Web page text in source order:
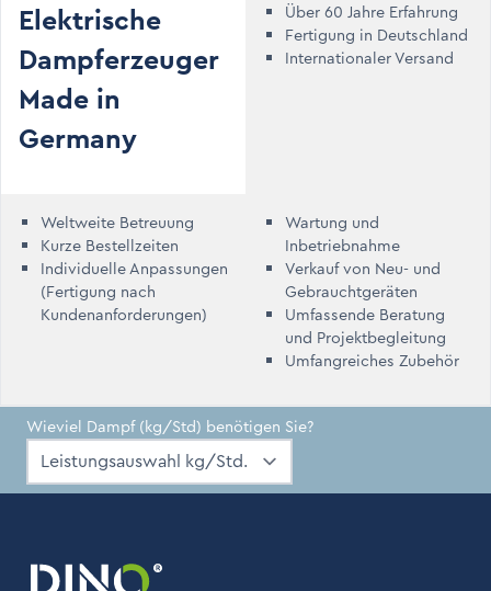
Elektrische
Dampferzeuger
Made in
Germany
Über 60 Jahre Erfahrung
Fertigung in Deutschland
Internationaler Versand
Weltweite Betreuung
Kurze Bestellzeiten
Individuelle Anpassungen
(Fertigung nach
Kundenanforderungen)
Wartung und
Inbetriebnahme
Verkauf von Neu- und
Gebrauchtgeräten
Umfassende Beratung
und Projektbegleitung
Umfangreiches Zubehör
Wieviel Dampf (kg/Std) benötigen Sie?